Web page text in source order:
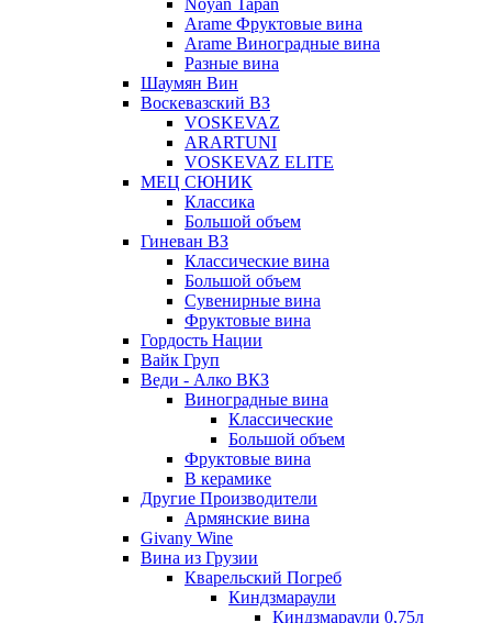
Noyan Tapan
Arame Фруктовые вина
Arame Виноградные вина
Разные вина
Шаумян Вин
Воскевазский ВЗ
VOSKEVAZ
ARARTUNI
VOSKEVAZ ELITE
МЕЦ СЮНИК
Классика
Большой объем
Гиневан ВЗ
Классические вина
Большой объем
Сувенирные вина
Фруктовые вина
Гордость Нации
Вайк Груп
Веди - Алко ВКЗ
Виноградные вина
Классические
Большой объем
Фруктовые вина
В керамике
Другие Производители
Армянские вина
Givany Wine
Вина из Грузии
Кварельский Погреб
Киндзмараули
Киндзмараули 0,75л